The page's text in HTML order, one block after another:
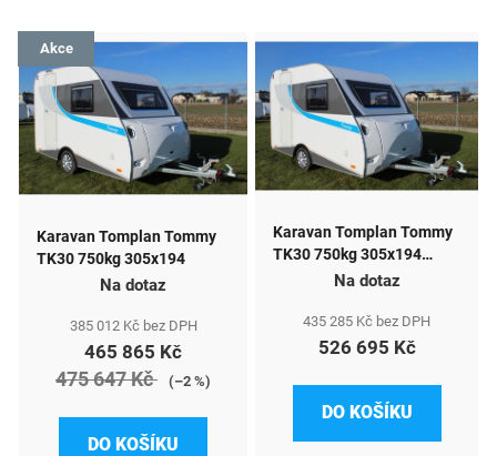
V
ý
p
i
s
Akce
Karavan Tomplan Tommy
TK30 750kg 305x194
Na dotaz
385 012 Kč bez DPH
465 865 Kč
475 647 Kč (–2 %)
DO KOŠÍKU
Karavan Tomplan Tommy
TK30 750kg 305x194
Na dotaz
435 285 Kč bez DPH
526 695 Kč
DO KOŠÍKU